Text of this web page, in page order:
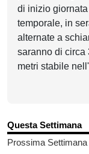
di inizio
temporale, in
alternate a
saranno di circa
metri stabile
Questa Settimana
Prossima Settimana